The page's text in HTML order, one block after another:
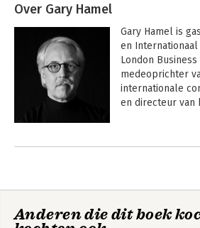
Over Gary Hamel
Gary Hamel is
en Internationaal
London Business
medeoprichter
internationale
en directeur van
(met C.K.
Business
Andere boeken door
Anderen die dit boek